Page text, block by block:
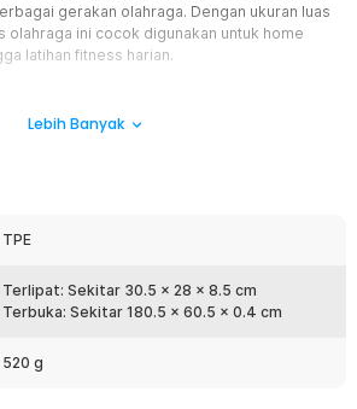
gerakan olahraga. Dengan ukuran luas
olahraga ini cocok digunakan untuk home
latihan fitness harian.
stabil saat digunakan untuk workout
berbagai gerakan olahraga di lantai
yoga, stretching, aerobik, maupun fitness
biasa, matras yoga ini dapat dilipat menjadi
Lebih Banyak
TPE
Terlipat: Sekitar 30.5 x 28 x 8.5 cm
Terbuka: Sekitar 180.5 x 60.5 x 0.4 cm
520 g